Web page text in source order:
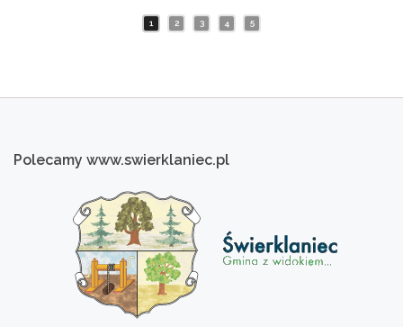
1 2 3 4 5
Polecamy www.swierklaniec.pl